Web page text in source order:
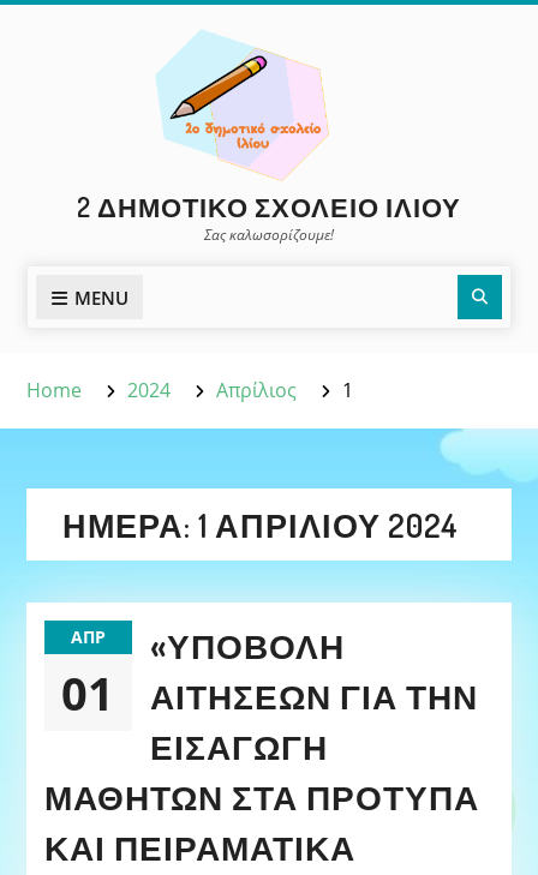
2 ΔΗΜΟΤΙΚΌ ΣΧΟΛΕΊΟ ΙΛΊΟΥ
Σας καλωσορίζουμε!
MENU
Home 2024 Απρίλιος 1
ΗΜΈΡΑ: 1 ΑΠΡΙΛΊΟΥ 2024
ΑΠΡ
01
«ΥΠΟΒΟΛΉ
ΑΙΤΉΣΕΩΝ ΓΙΑ ΤΗΝ
ΕΙΣΑΓΩΓΉ
ΜΑΘΗΤΏΝ ΣΤΑ ΠΡΌΤΥΠΑ
ΚΑΙ ΠΕΙΡΑΜΑΤΙΚΆ